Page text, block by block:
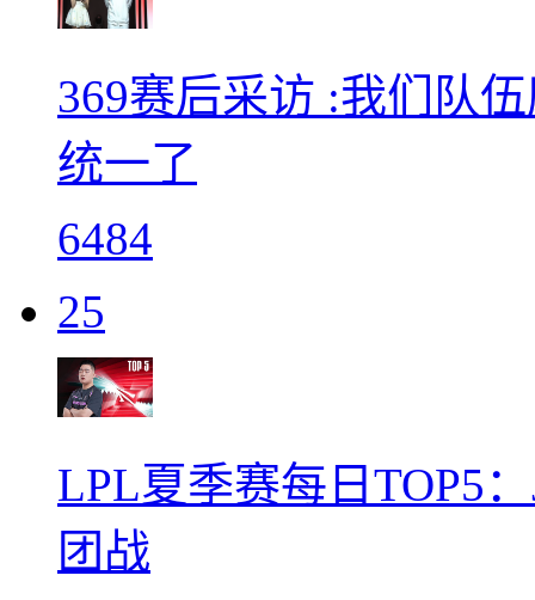
369赛后采访 :我们队
统一了
6484
25
LPL夏季赛每日TOP5
团战